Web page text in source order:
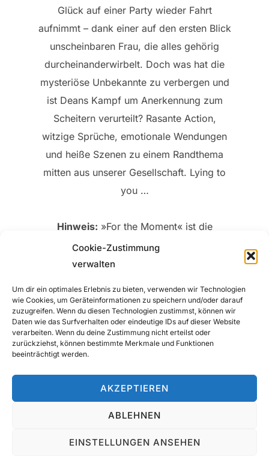
Cookie-Zustimmung
verwalten
Um dir ein optimales Erlebnis zu bieten, verwenden wir Technologien
wie Cookies, um Geräteinformationen zu speichern und/oder darauf
zuzugreifen. Wenn du diesen Technologien zustimmst, können wir
Daten wie das Surfverhalten oder eindeutige IDs auf dieser Website
verarbeiten. Wenn du deine Zustimmung nicht erteilst oder
zurückziehst, können bestimmte Merkmale und Funktionen
beeinträchtigt werden.
AKZEPTIEREN
ABLEHNEN
EINSTELLUNGEN ANSEHEN
Glück auf einer Party wieder Fahrt
aufnimmt – dank einer auf den ersten Blick
unscheinbaren Frau, die alles gehörig
durcheinanderwirbelt. Doch was hat die
mysteriöse Unbekannte zu verbergen und
ist Deans Kampf um Anerkennung zum
Scheitern verurteilt? Rasante Action,
witzige Sprüche, emotionale Wendungen
und heiße Szenen zu einem Randthema
mitten aus unserer Gesellschaft. Lying to
you …
Hinweis: »For the Moment« ist die
Mann/Frau Version des 8. Teils meiner
Female Lovestories (Temptation,
Link zum eBook Link zum Taschenbuch
Copyright © 2026 Casey Stone
Inspiro Themevon WPZOOM